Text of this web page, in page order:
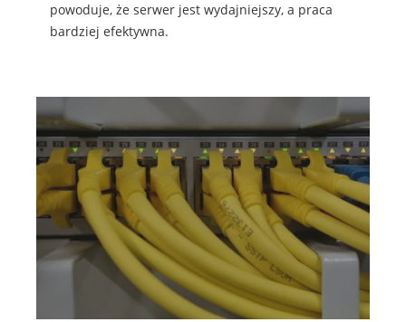
powoduje, że serwer jest wydajniejszy, a praca
bardziej efektywna.